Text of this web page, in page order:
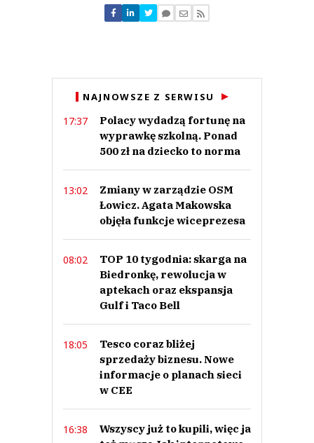
Nie znaleziono komentarzy
Zostaw swoje komentarze
NAJNOWSZE Z SERWISU
17:37
Polacy wydadzą fortunę na
wyprawkę szkolną. Ponad
500 zł na dziecko to norma
13:02
Zmiany w zarządzie OSM
Łowicz. Agata Makowska
objęła funkcje wiceprezesa
08:02
TOP 10 tygodnia: skarga na
Biedronkę, rewolucja w
aptekach oraz ekspansja
Gulf i Taco Bell
18:05
Tesco coraz bliżej
sprzedaży biznesu. Nowe
informacje o planach sieci
w CEE
16:38
Wszyscy już to kupili, więc ja